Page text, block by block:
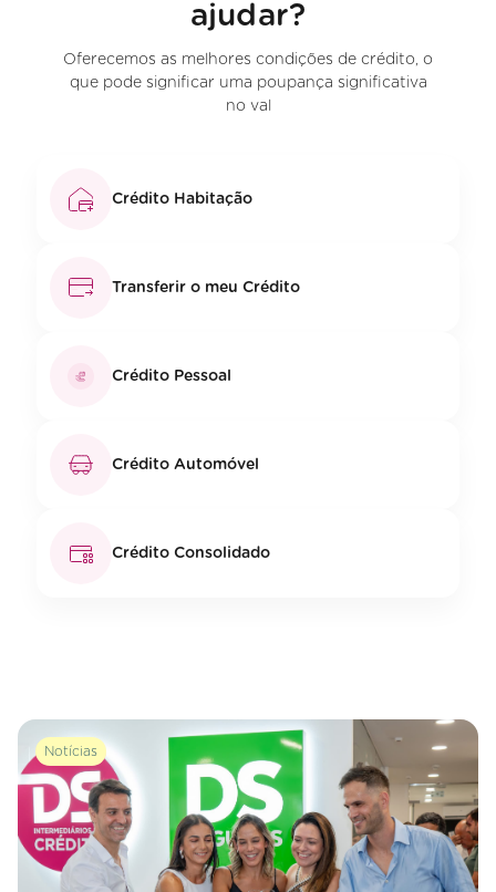
ajudar?
Oferecemos as melhores condições de crédito, o
que pode significar uma poupança significativa
no val
Crédito Habitação
Transferir o meu Crédito
Crédito Pessoal
Crédito Automóvel
Crédito Consolidado
Notícias